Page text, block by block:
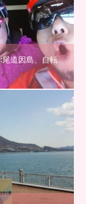
道因島、自転